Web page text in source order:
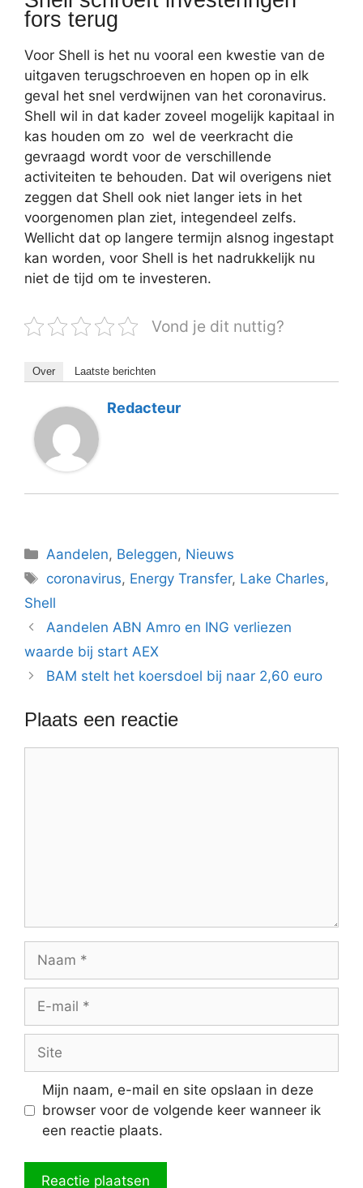
fors terug
Voor Shell is het nu vooral een kwestie van de
uitgaven terugschroeven en hopen op in elk
geval het snel verdwijnen van het coronavirus.
Shell wil in dat kader zoveel mogelijk kapitaal in
kas houden om zo wel de veerkracht die
gevraagd wordt voor de verschillende
activiteiten te behouden. Dat wil overigens niet
zeggen dat Shell ook niet langer iets in het
voorgenomen plan ziet, integendeel zelfs.
Wellicht dat op langere termijn alsnog ingestapt
kan worden, voor Shell is het nadrukkelijk nu
niet de tijd om te investeren.
Vond je dit nuttig?
Over Laatste berichten
Redacteur
Categorieën
Aandelen, Beleggen, Nieuws
Tags
coronavirus, Energy Transfer, Lake Charles,
Shell
Aandelen ABN Amro en ING verliezen
waarde bij start AEX
BAM stelt het koersdoel bij naar 2,60 euro
Plaats een reactie
Naam
Site
Mijn naam, e-mail en site opslaan in deze
browser voor de volgende keer wanneer ik
een reactie plaats.